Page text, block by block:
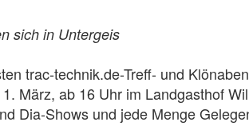
sich in Untergeis
trac-technik.de-Treff- und
März, ab 16 Uhr im Landgasthof
Dia-Shows und jede Menge